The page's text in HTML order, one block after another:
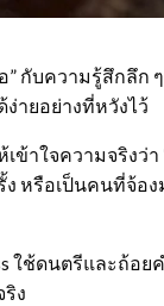
กับความรู้สึกลึก
ายอย่างที่หวังไว้
ข้าใจความจริงว่
หรือเป็นคนที่จ้อ
ใช้ดนตรีและถ้อ
ง